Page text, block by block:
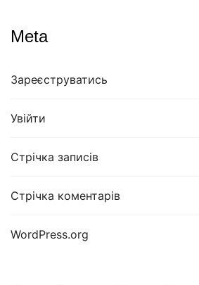
Meta
Зареєструватись
Увійти
Стрічка записів
Стрічка коментарів
WordPress.org